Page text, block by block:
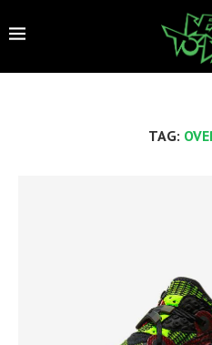
TAG: